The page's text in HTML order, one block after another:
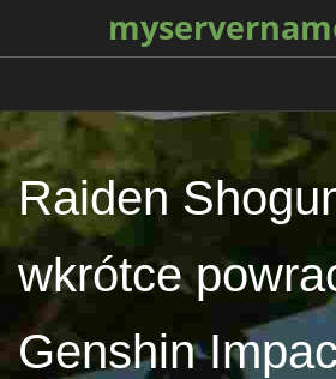
Raiden
wkrótce
Genshin